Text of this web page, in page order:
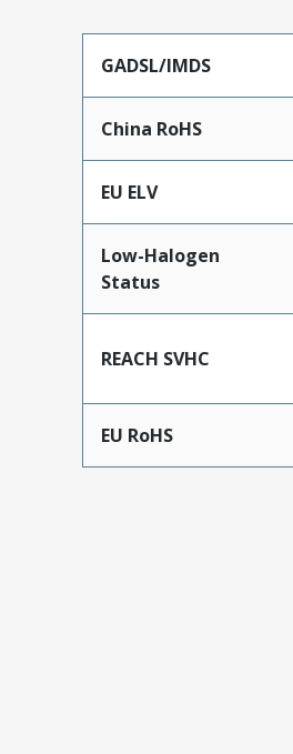
GADSL/IMDS
China RoHS
EU ELV
Low-Halogen
Status
REACH SVHC
EU RoHS